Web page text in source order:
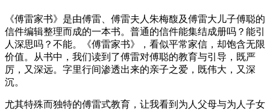
《傅雷家书》是由傅雷、傅雷夫人朱梅馥及傅雷大儿子傅聪的
信件编辑整理而成的一本书。普通的信件能集结成册吗？能引
人深思吗？不能。《傅雷家书》，看似平常家信，却饱含无限
价值。从书中，我们读到了傅雷对傅聪的教育与引导，既严
厉，又深远。字里行间渗透出来的亲子之爱，既伟大，又深
沉。
尤其特殊而独特的傅雷式教育，让我看到为人父母与为人子女